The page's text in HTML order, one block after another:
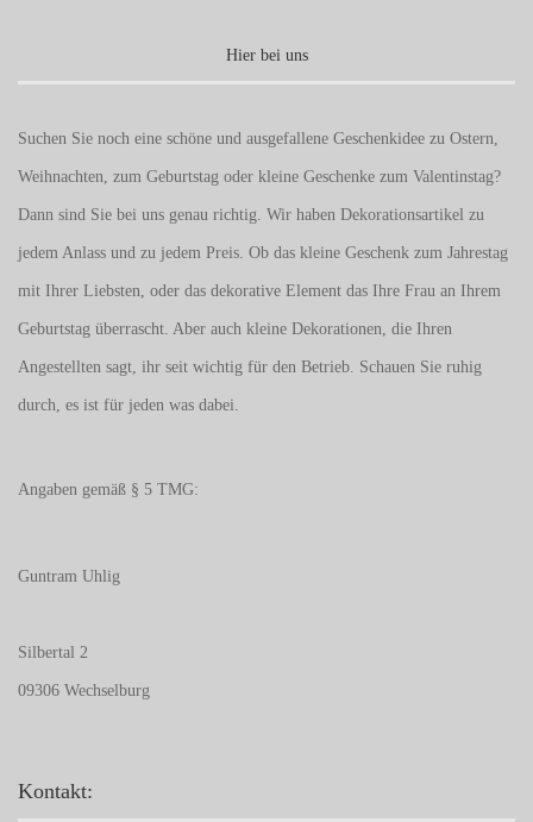
Hier bei uns
Suchen Sie noch eine schöne und ausgefallene Geschenkidee zu Ostern,
Weihnachten, zum Geburtstag oder kleine Geschenke zum Valentinstag?
Dann sind Sie bei uns genau richtig. Wir haben Dekorationsartikel zu
jedem Anlass und zu jedem Preis. Ob das kleine Geschenk zum Jahrestag
mit Ihrer Liebsten, oder das dekorative Element das Ihre Frau an Ihrem
Geburtstag überrascht. Aber auch kleine Dekorationen, die Ihren
Angestellten sagt, ihr seit wichtig für den Betrieb. Schauen Sie ruhig
durch, es ist für jeden was dabei.
Angaben gemäß § 5 TMG:
Guntram Uhlig
Silbertal 2
09306 Wechselburg
Kontakt: